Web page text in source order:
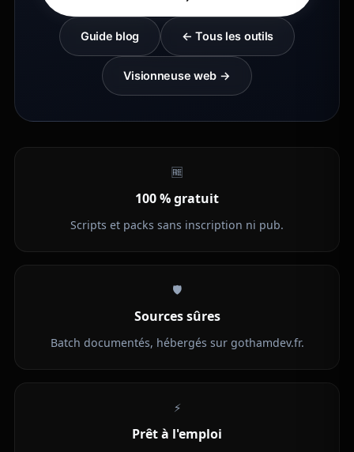
Guide blog ← Tous les outils
Visionneuse web →
🆓
100 % gratuit
Scripts et packs sans inscription ni pub.
🛡️
Sources sûres
Batch documentés, hébergés sur gothamdev.fr.
⚡
Prêt à l'emploi